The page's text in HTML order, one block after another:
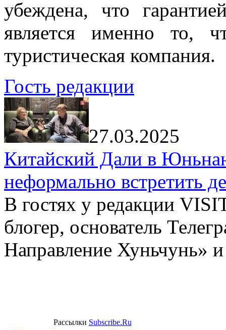
убеждена, что
является именно то,
туристическая компания.
Гость редакции
27.03.2025
Китайский Дали в
неформально встретить
В гостях у редакции
блогер, основатель
Направление Хуньчунь»
Рассылки Subscribe.Ru